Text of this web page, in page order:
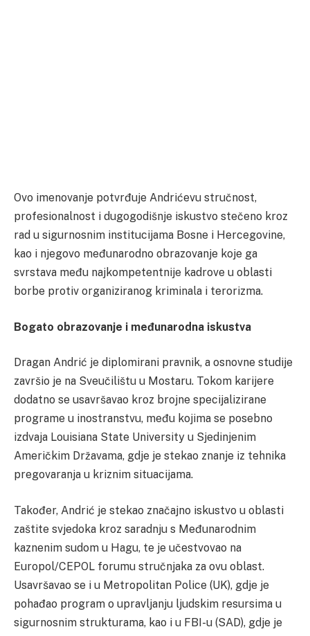
Ovo imenovanje potvrđuje Andrićevu stručnost,
profesionalnost i dugogodišnje iskustvo stečeno kroz
rad u sigurnosnim institucijama Bosne i Hercegovine,
kao i njegovo međunarodno obrazovanje koje ga
svrstava među najkompetentnije kadrove u oblasti
borbe protiv organiziranog kriminala i terorizma.
Bogato obrazovanje i međunarodna iskustva
Dragan Andrić je diplomirani pravnik, a osnovne studije
završio je na Sveučilištu u Mostaru. Tokom karijere
dodatno se usavršavao kroz brojne specijalizirane
programe u inostranstvu, među kojima se posebno
izdvaja Louisiana State University u Sjedinjenim
Američkim Državama, gdje je stekao znanje iz tehnika
pregovaranja u kriznim situacijama.
Također, Andrić je stekao značajno iskustvo u oblasti
zaštite svjedoka kroz saradnju s Međunarodnim
kaznenim sudom u Hagu, te je učestvovao na
Europol/CEPOL forumu stručnjaka za ovu oblast.
Usavršavao se i u Metropolitan Police (UK), gdje je
pohađao program o upravljanju ljudskim resursima u
sigurnosnim strukturama, kao i u FBI-u (SAD), gdje je